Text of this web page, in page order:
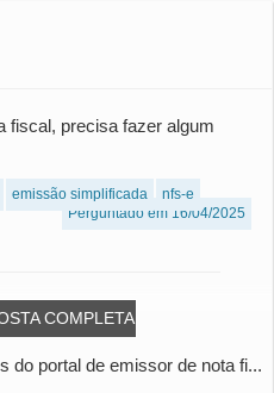
fiscal, precisa fazer algum
emissão simplificada
nfs-e
Perguntado em 16/04/2025
COMPLETA
do portal de emissor de nota fi...